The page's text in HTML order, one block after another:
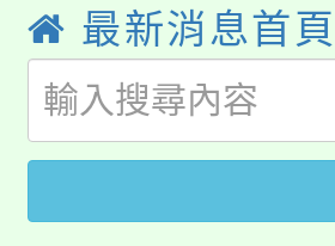
局官網。
8月14至27
開!
115年桃園
田徑場及游
桃園市低收
視費優惠，
大園自造教
最新消息首